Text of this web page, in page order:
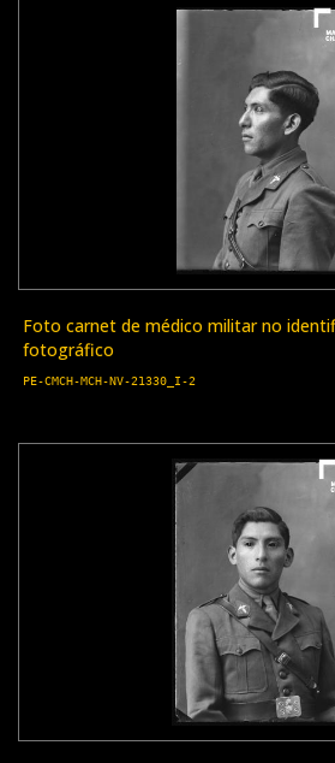
Foto carnet de médico militar no
fotográfico
PE-CMCH-MCH-NV-21330_I-2